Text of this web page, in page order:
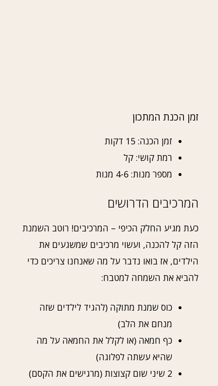
זמן הכנת המתכון
זמן הכנה: 15 דקות
רמת קושי: קל
מספר מנות: 4-6 מנות
המרכיבים הדרושים
כעת מגיע החלק הכיפי – המרכיבים! רוטב השמנת
הזה קל להכנה, ועשוי מרכיבים שמשגעים את
הילדים, אז בואו נדבר על מה שאנחנו צריכים כדי
להביא את השמחה למטבח:
כוס שמנת מתוקה (להגיד לילדים שזה
מנחם את הלב)
כף חמאה (או לקלל את החמאה על מה
שהיא עשתה לפלוגה)
2 שיני שום קצוצות (מרגישים את הקסם)